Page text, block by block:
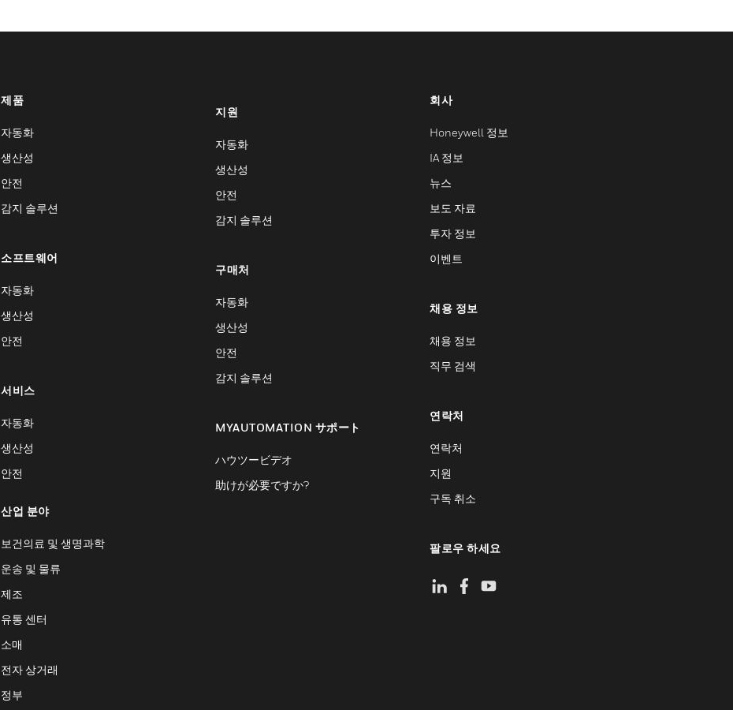
제품
자동화
생산성
안전
감지 솔루션
소프트웨어
자동화
생산성
안전
서비스
자동화
생산성
안전
산업 분야
보건의료 및 생명과학
운송 및 물류
제조
유통 센터
소매
전자 상거래
정부
지원
자동화
생산성
안전
감지 솔루션
구매처
자동화
생산성
안전
감지 솔루션
MYAUTOMATION サポート
ハウツービデオ
助けが必要ですか?
회사
Honeywell 정보
IA 정보
뉴스
보도 자료
투자 정보
이벤트
채용 정보
채용 정보
직무 검색
연락처
연락처
지원
구독 취소
팔로우 하세요